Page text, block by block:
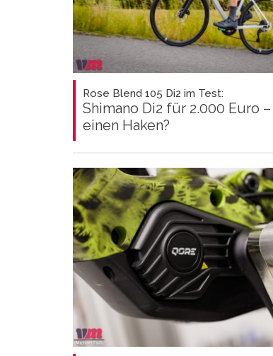
Rose Blend 105 Di2 im Test:
Shimano Di2 für 2.000 Euro
einen Haken?